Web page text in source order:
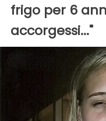
frigo per 6
accorgessi..."